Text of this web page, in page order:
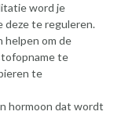
word je
deze te reguleren.
helpen om de
te
te
hormoon dat wordt